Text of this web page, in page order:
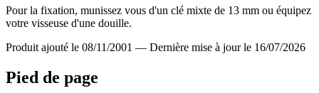
Pour la fixation, munissez vous d'un clé mixte de 13 mm ou équipez
votre visseuse d'une douille.
Produit ajouté le 08/11/2001 — Dernière mise à jour le 16/07/2026
Pied de page